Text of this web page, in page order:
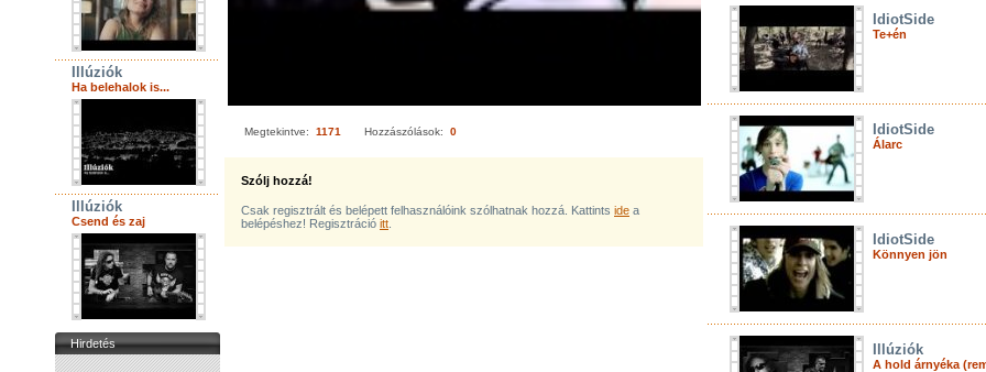
Illúziók
Ha belehalok is...
Illúziók
Csend és zaj
Hirdetés
Megtekintve: 1171 Hozzászólások: 0
Szólj hozzá!
Csak regisztrált és belépett felhasználóink szólhatnak hozzá. Kattints ide a
belépéshez! Regisztráció itt
IdiotSide
Te+én
IdiotSide
Álarc
IdiotSide
Könnyen jön
Illúziók
A hold árnyéka